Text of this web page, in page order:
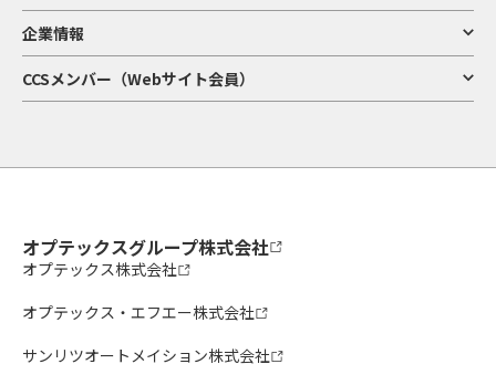
企業情報
CCSメンバー（Webサイト会員）
オプテックスグループ株式会社
オプテックス株式会社
オプテックス・エフエー株式会社
サンリツオートメイション株式会社